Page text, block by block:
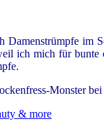
Damenstrümpfe im
ich mich für bunte
Monster